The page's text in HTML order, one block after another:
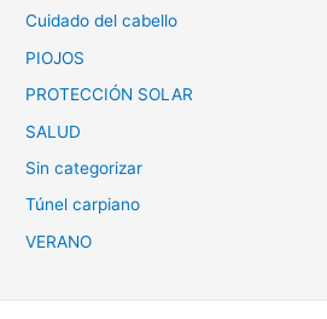
Cuidado del cabello
PIOJOS
PROTECCIÓN SOLAR
SALUD
Sin categorizar
Túnel carpiano
VERANO